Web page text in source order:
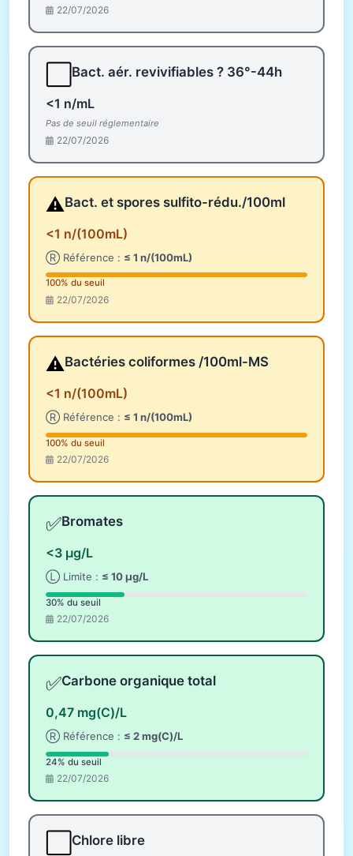
22/07/2026
Bact. aér. revivifiables ? 36°-44h
<1 n/mL
Pas de seuil réglementaire
22/07/2026
⚠️Bact. et spores sulfito-rédu./100ml
<1 n/(100mL)
Ⓡ Référence : ≤ 1 n/(100mL)
100% du seuil
22/07/2026
⚠️Bactéries coliformes /100ml-MS
<1 n/(100mL)
Ⓡ Référence : ≤ 1 n/(100mL)
100% du seuil
22/07/2026
✅Bromates
<3 µg/L
Ⓛ Limite : ≤ 10 µg/L
30% du seuil
22/07/2026
✅Carbone organique total
0,47 mg(C)/L
Ⓡ Référence : ≤ 2 mg(C)/L
24% du seuil
22/07/2026
Chlore libre